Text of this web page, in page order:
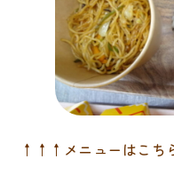
園生活
園の一日
年間行事
食育
↑↑↑メニューはこ